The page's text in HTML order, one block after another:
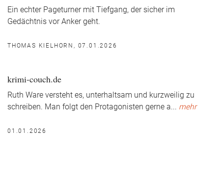
Ein echter Pageturner mit Tiefgang, der sicher im
Gedächtnis vor Anker geht.
THOMAS KIELHORN, 07.01.2026
krimi-couch.de
Ruth Ware versteht es, unterhaltsam und kurzweilig zu
schreiben. Man folgt den Protagonisten gerne a... mehr
01.01.2026